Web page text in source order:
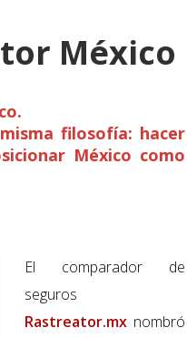
México
filosofía: hacer
México como
El comparador de
seguros
Rastreator.mx nombró